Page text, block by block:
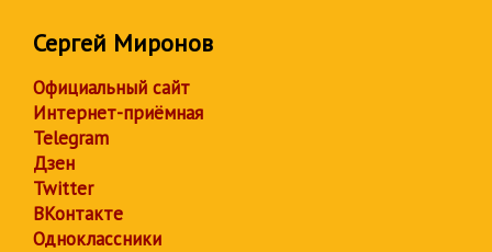
Сергей Миронов
Официальный сайт
Интернет-приёмная
Telegram
Дзен
Twitter
ВКонтакте
Одноклассники